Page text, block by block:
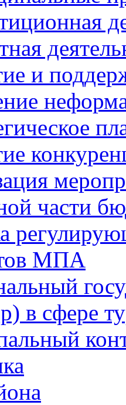
и
части
МПА
в сфере